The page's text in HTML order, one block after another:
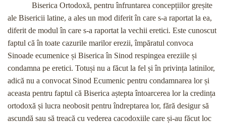
Biserica Ortodoxă, pentru înfruntarea concepțiilor greșite
ale Bisericii latine, a ales un mod diferit în care s-a raportat la ea,
diferit de modul în care s-a raportat la vechii eretici. Este cunoscut
faptul că în toate cazurile marilor erezii, împăratul convoca
Sinoade ecumenice și Biserica în Sinod respingea ereziile și
condamna pe eretici. Totuși nu a făcut la fel și în privința latinilor,
adică nu a convocat Sinod Ecumenic pentru condamnarea lor și
aceasta pentru faptul că Biserica aștepta întoarcerea lor la credința
ortodoxă și lucra neobosit pentru îndreptarea lor, fără desigur să
ascundă sau să treacă cu vederea cacodoxiile care și-au făcut loc